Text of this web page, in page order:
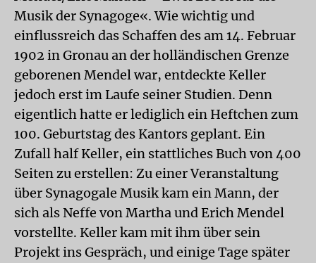
Musik der Synagoge«. Wie wichtig und
einflussreich das Schaffen des am 14. Februar
1902 in Gronau an der holländischen Grenze
geborenen Mendel war, entdeckte Keller
jedoch erst im Laufe seiner Studien. Denn
eigentlich hatte er lediglich ein Heftchen zum
100. Geburtstag des Kantors geplant. Ein
Zufall half Keller, ein stattliches Buch von 400
Seiten zu erstellen: Zu einer Veranstaltung
über Synagogale Musik kam ein Mann, der
sich als Neffe von Martha und Erich Mendel
vorstellte. Keller kam mit ihm über sein
Projekt ins Gespräch, und einige Tage später